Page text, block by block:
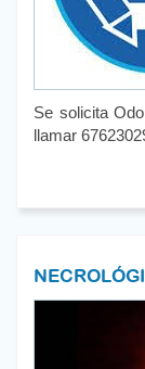
Se solicita
llamar